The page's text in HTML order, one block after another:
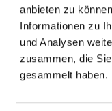
anbieten zu
Informationen zu
und Analysen
zusammen, die
gesammelt haben.